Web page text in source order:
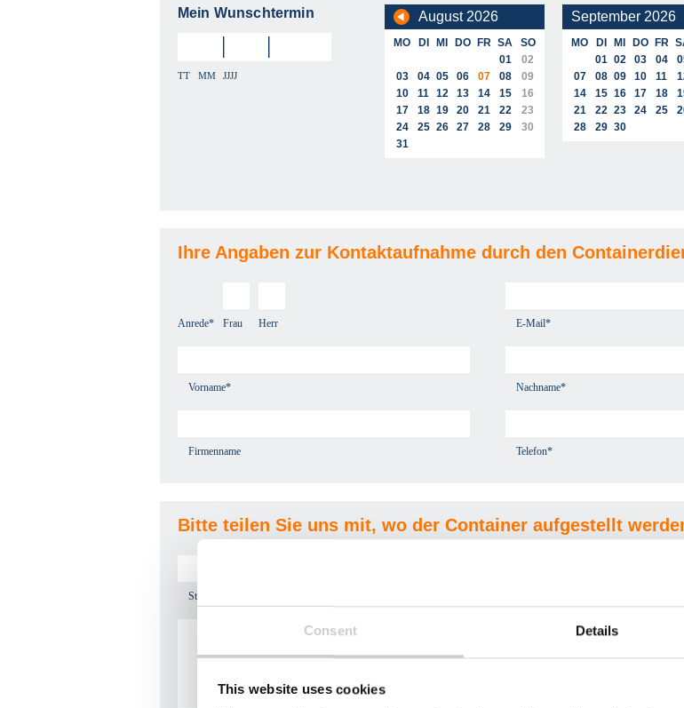
Consent Details
This website uses cookies
Mein Wunschtermin
TT MM JJJJ
Ihre Angaben zur Kontaktaufnahme durch den
Anrede* Frau Herr E-Mail*
Vorname* Nachname*
Firmenname Telefon*
Bitte teilen Sie uns mit, wo der Container aufgestellt
Straße, Hausnummer*